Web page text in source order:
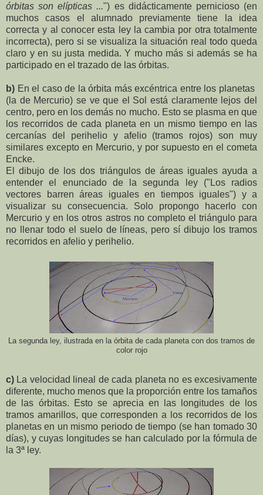
órbitas son elípticas ...") es didácticamente pernicioso (en
muchos casos el alumnado previamente tiene la idea
correcta y al conocer esta ley la cambia por otra totalmente
incorrecta), pero si se visualiza la situación real todo queda
claro y en su justa medida. Y mucho más si además se ha
participado en el trazado de las órbitas.
b) En el caso de la órbita más excéntrica entre los planetas
(la de Mercurio) se ve que el Sol está claramente lejos del
centro, pero en los demás no mucho. Esto se plasma en que
los recorridos de cada planeta en un mismo tiempo en las
cercanías del perihelio y afelio (tramos rojos) son muy
similares excepto en Mercurio, y por supuesto en el cometa
Encke.
El dibujo de los dos triángulos de áreas iguales ayuda a
entender el enunciado de la segunda ley ("Los radios
vectores barren áreas iguales en tiempos iguales") y a
visualizar su consecuencia. Solo propongo hacerlo con
Mercurio y en los otros astros no completo el triángulo para
no llenar todo el suelo de líneas, pero sí dibujo los tramos
recorridos en afelio y perihelio.
La segunda ley, ilustrada en la órbita de cada planeta con dos tramos de
color rojo
c) La velocidad lineal de cada planeta no es excesivamente
diferente, mucho menos que la proporción entre los tamaños
de las órbitas. Esto se aprecia en las longitudes de los
tramos amarillos, que corresponden a los recorridos de los
planetas en un mismo periodo de tiempo (se han tomado 30
días), y cuyas longitudes se han calculado por la fórmula de
la 3ª ley.